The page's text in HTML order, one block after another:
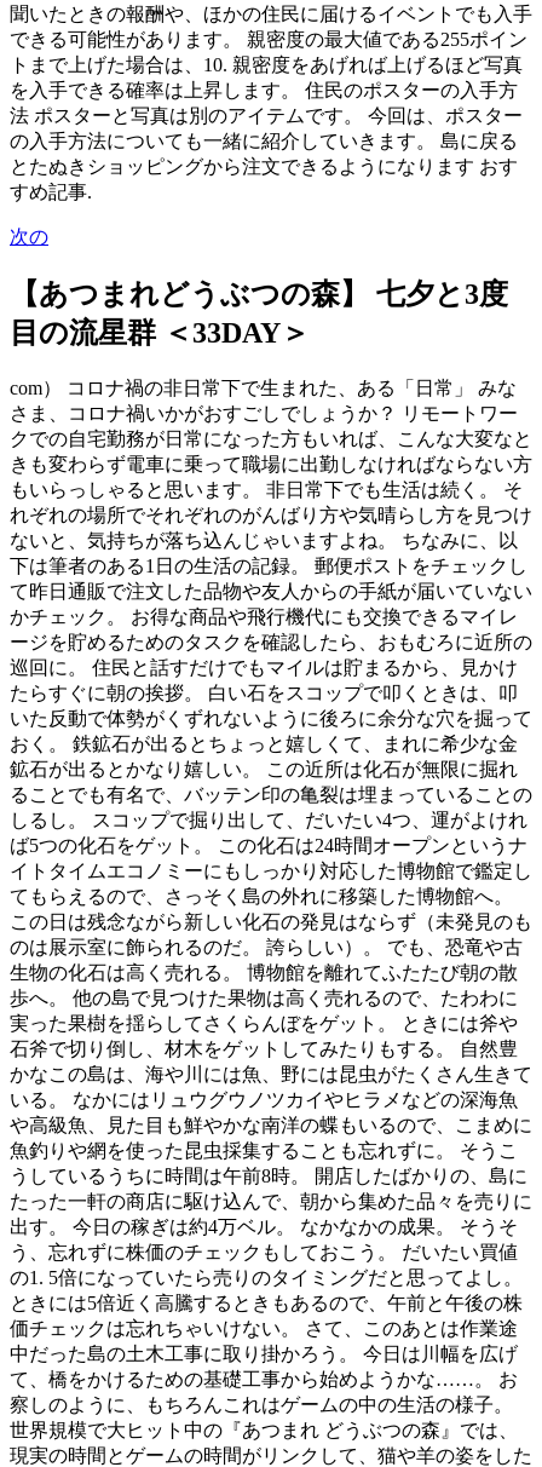
聞いたときの報酬や、ほかの住民に届けるイベントでも入手
できる可能性があります。 親密度の最大値である255ポイン
トまで上げた場合は、10. 親密度をあげれば上げるほど写真
を入手できる確率は上昇します。 住民のポスターの入手方
法 ポスターと写真は別のアイテムです。 今回は、ポスター
の入手方法についても一緒に紹介していきます。 島に戻る
とたぬきショッピングから注文できるようになります おす
すめ記事.
次の
【あつまれどうぶつの森】 七夕と3度
目の流星群 ＜33DAY＞
com） コロナ禍の非日常下で生まれた、ある「日常」 みな
さま、コロナ禍いかがおすごしでしょうか？ リモートワー
クでの自宅勤務が日常になった方もいれば、こんな大変なと
きも変わらず電車に乗って職場に出勤しなければならない方
もいらっしゃると思います。 非日常下でも生活は続く。 そ
れぞれの場所でそれぞれのがんばり方や気晴らし方を見つけ
ないと、気持ちが落ち込んじゃいますよね。 ちなみに、以
下は筆者のある1日の生活の記録。 郵便ポストをチェックし
て昨日通販で注文した品物や友人からの手紙が届いていない
かチェック。 お得な商品や飛行機代にも交換できるマイレ
ージを貯めるためのタスクを確認したら、おもむろに近所の
巡回に。 住民と話すだけでもマイルは貯まるから、見かけ
たらすぐに朝の挨拶。 白い石をスコップで叩くときは、叩
いた反動で体勢がくずれないように後ろに余分な穴を掘って
おく。 鉄鉱石が出るとちょっと嬉しくて、まれに希少な金
鉱石が出るとかなり嬉しい。 この近所は化石が無限に掘れ
ることでも有名で、バッテン印の亀裂は埋まっていることの
しるし。 スコップで掘り出して、だいたい4つ、運がよけれ
ば5つの化石をゲット。 この化石は24時間オープンというナ
イトタイムエコノミーにもしっかり対応した博物館で鑑定し
てもらえるので、さっそく島の外れに移築した博物館へ。
この日は残念ながら新しい化石の発見はならず（未発見のも
のは展示室に飾られるのだ。 誇らしい）。 でも、恐竜や古
生物の化石は高く売れる。 博物館を離れてふたたび朝の散
歩へ。 他の島で見つけた果物は高く売れるので、たわわに
実った果樹を揺らしてさくらんぼをゲット。 ときには斧や
石斧で切り倒し、材木をゲットしてみたりもする。 自然豊
かなこの島は、海や川には魚、野には昆虫がたくさん生きて
いる。 なかにはリュウグウノツカイやヒラメなどの深海魚
や高級魚、見た目も鮮やかな南洋の蝶もいるので、こまめに
魚釣りや網を使った昆虫採集することも忘れずに。 そうこ
うしているうちに時間は午前8時。 開店したばかりの、島に
たった一軒の商店に駆け込んで、朝から集めた品々を売りに
出す。 今日の稼ぎは約4万ベル。 なかなかの成果。 そうそ
う、忘れずに株価のチェックもしておこう。 だいたい買値
の1. 5倍になっていたら売りのタイミングだと思ってよし。
ときには5倍近く高騰するときもあるので、午前と午後の株
価チェックは忘れちゃいけない。 さて、このあとは作業途
中だった島の土木工事に取り掛かろう。 今日は川幅を広げ
て、橋をかけるための基礎工事から始めようかな……。 お
察しのように、もちろんこれはゲームの中の生活の様子。
世界規模で大ヒット中の『あつまれ どうぶつの森』では、
現実の時間とゲームの時間がリンクして、猫や羊の姿をした